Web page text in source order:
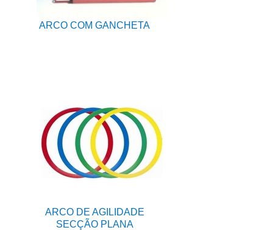
ARCO COM GANCHETA
ARCO DE AGILIDADE
SECÇÃO PLANA